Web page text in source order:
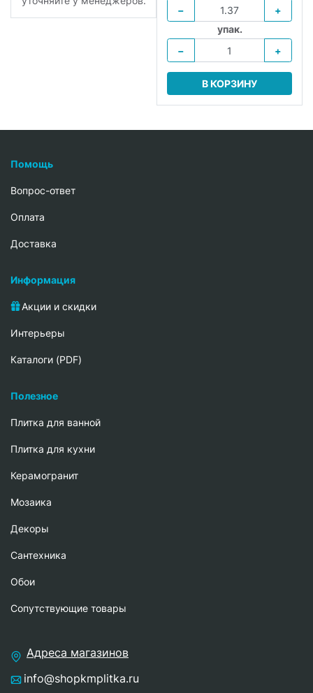
−
+
упак.
−
+
В КОРЗИНУ
Помощь
Вопрос-ответ
Oплата
Доставка
Информация
Акции и скидки
Интерьеры
Каталоги (PDF)
Полезное
Плитка для ванной
Плитка для кухни
Керамогранит
Мозаика
Декоры
Сантехника
Обои
Сопутствующие товары
Адреса магазинов
info@shopkmplitka.ru